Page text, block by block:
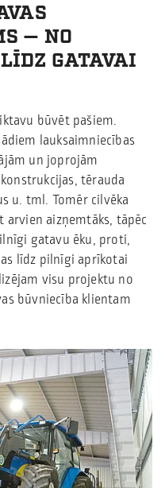
— NO
GATAVAI
būvēt pašiem.
lauksaimniecības
un joprojām
tērauda
u. tml. Tomēr cilvēka
arvien aizņemtāks, tāpēc
gatavu ēku, proti,
līdz pilnīgi aprīkotai
visu projektu no
būvniecība klientam